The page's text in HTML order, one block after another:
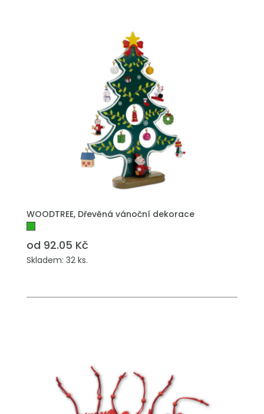
WOODTREE, Dřevěná vánoční dekorace
od 92.05 Kč
Skladem: 32 ks.